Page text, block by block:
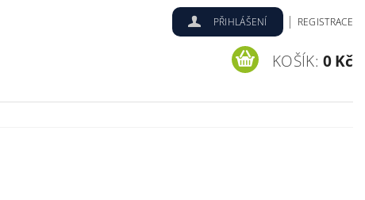
PŘIHLÁŠENÍ | REGISTRACE
KOŠÍK: 0 Kč